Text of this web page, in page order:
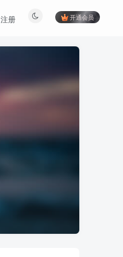
开通会员
注册